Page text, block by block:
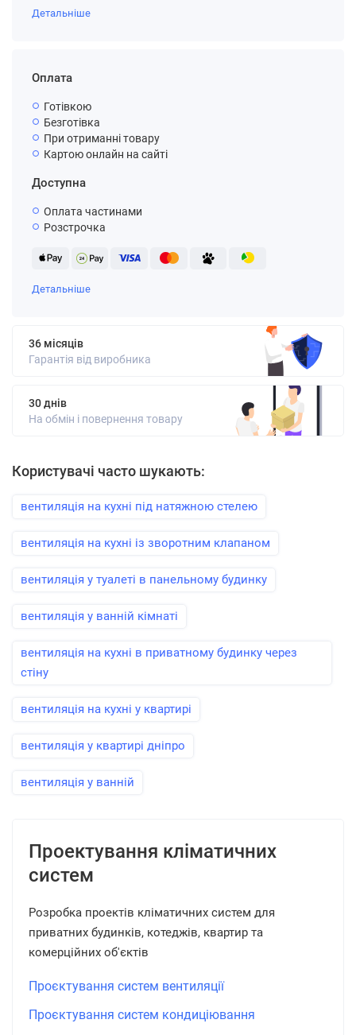
Детальніше
Оплата
Готівкою
Безготівка
При отриманні товару
Картою онлайн на сайті
Доступна
Оплата частинами
Розстрочка
Детальніше
36 місяців
Гарантія від виробника
30 днів
На обмін і повернення товару
Користувачі часто шукають:
вентиляція на кухні під натяжною стелею
вентиляція на кухні із зворотним клапаном
вентиляція у туалеті в панельному будинку
вентиляція у ванній кімнаті
вентиляція на кухні в приватному будинку через
стіну
вентиляція на кухні у квартирі
вентиляція у квартирі дніпро
вентиляція у ванній
Проектування кліматичних
систем
Розробка проектів кліматичних систем для
приватних будинків, котеджів, квартир та
комерційних об'єктів
Проєктування систем вентиляції
Проєктування систем кондиціювання